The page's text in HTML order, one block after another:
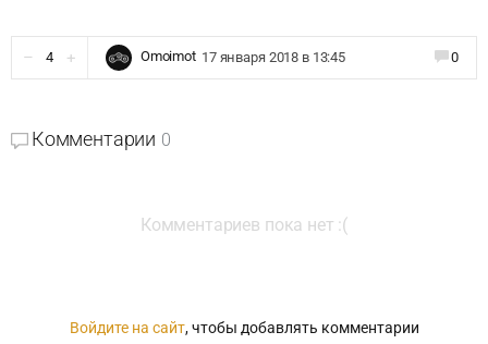
4 Omoimot 17 января 2018 в 13:45 0
Комментарии 0
Комментариев пока нет :(
Войдите на сайт, чтобы добавлять комментарии